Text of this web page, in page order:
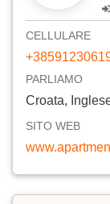
CELLULARE
PARLIAMO
Croata,
SITO WEB